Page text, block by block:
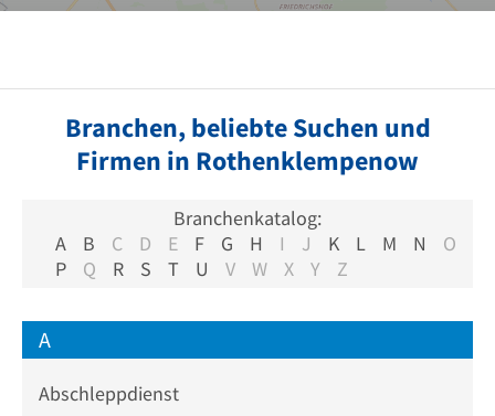
Branchen, beliebte Suchen und
Firmen in Rothenklempenow
Branchenkatalog:
A
B C D E F G H I J K L M N
O
P
Q R S T U V W X Y Z
A
Abschleppdienst